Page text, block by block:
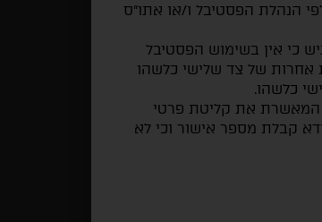
הנהלת הפסטיבל ו/או אתו"ס
כי אין בשימוש הפסטיבל
אחרות של צד שלישי כלשהו
כלשהו.
המאשרת את קליטת פרטי
קבלת מספר אישור וכי לא